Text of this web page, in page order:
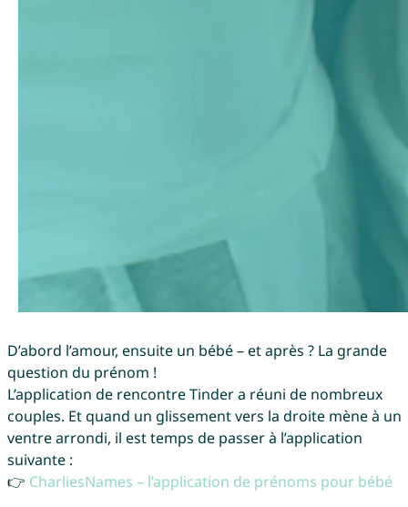
D’abord l’amour, ensuite un bébé – et après ? La grande
question du prénom !
L’application de rencontre Tinder a réuni de nombreux
couples. Et quand un glissement vers la droite mène à un
ventre arrondi, il est temps de passer à l’application
suivante :
👉 CharliesNames – l’application de prénoms pour bébé